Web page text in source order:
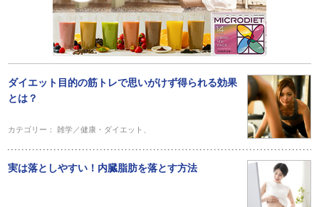
ダイエット目的の筋トレで思いがけず得られる効果
とは？
カテゴリー：雑学／健康・ダイエット
実は落としやすい！内臓脂肪を落とす方法